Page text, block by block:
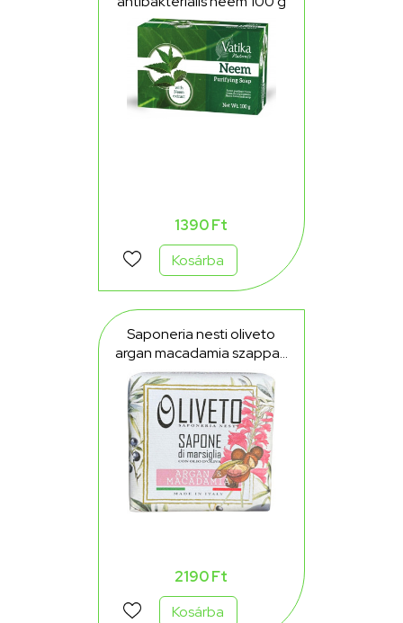
1390 Ft
Kosárba
Saponeria nesti oliveto
argan macadamia szappan
200 g
2190 Ft
Kosárba